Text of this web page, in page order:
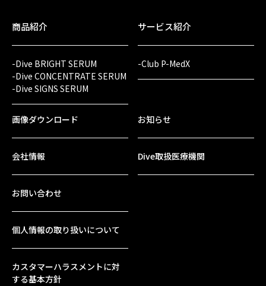
商品紹介
-Dive BRIGHT SERUM
-Dive CONCENTRATE SERUM
-Dive SIGNS SERUM
サービス紹介
-Club P-MedX
画像ダウンロード
会社情報
お知らせ
Dive取扱医療機関
お問い合わせ
個人情報の取り扱いについて
カスタマーハラスメントに対
する基本方針